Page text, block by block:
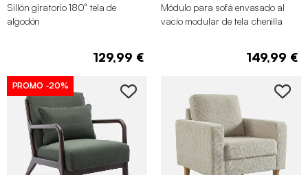
Sillón giratorio 180° tela de
algodón
129,99 €
Módulo para sofá envasado al
vacío modular de tela chenilla
149,99 €
PROMO -20%